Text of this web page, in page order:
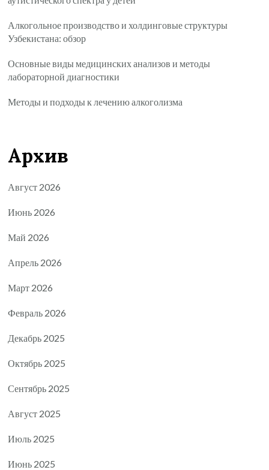
Алкогольное производство и холдинговые структуры
Узбекистана: обзор
Основные виды медицинских анализов и методы
лабораторной диагностики
Методы и подходы к лечению алкоголизма
Архив
Август 2026
Июнь 2026
Май 2026
Апрель 2026
Март 2026
Февраль 2026
Декабрь 2025
Октябрь 2025
Сентябрь 2025
Август 2025
Июль 2025
Июнь 2025